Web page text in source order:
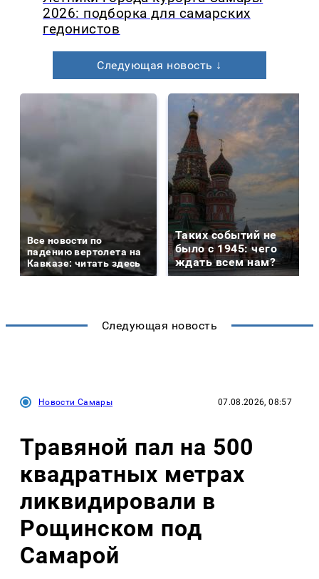
2026: подборка для самарских
гедонистов
Следующая новость ↓
Все новости по
падению вертолета на
Кавказе: читать здесь
Таких событий не
было с 1945: чего
ждать всем нам?
Следующая новость
Новости Самары 07.08.2026, 08:57
Травяной пал на 500
квадратных метрах
ликвидировали в
Рощинском под
Самарой